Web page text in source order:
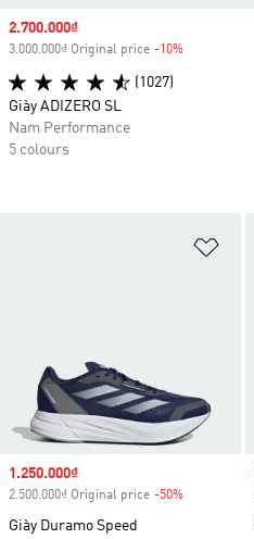
Sale price
1.250.000₫
2.500.000₫ Original price -50%
Giày Duramo Speed
Sale price
2.700.000₫
3.000.000₫ Original price -10%
(1027)
Giày ADIZERO SL
Nam Performance
5 colours